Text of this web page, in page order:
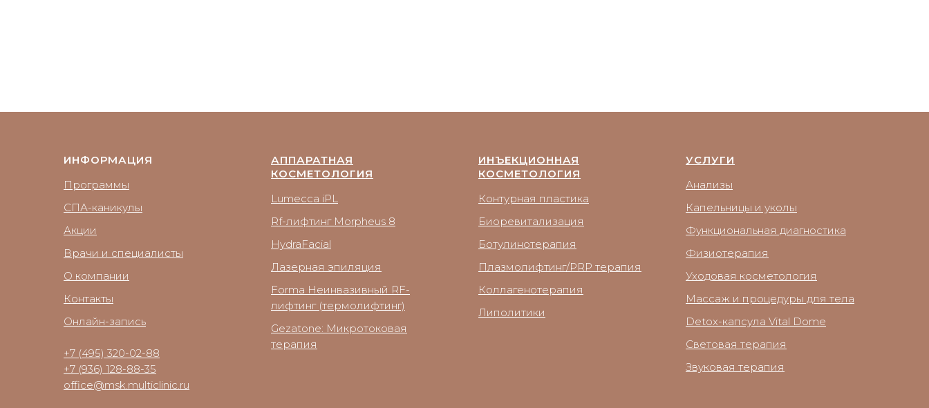
ИНФОРМАЦИЯ
Программы
СПА-каникулы
Акции
Врачи и специалисты
О компании
Контакты
Онлайн-запись
+7 (495) 320-02-88
+7 (936) 128-88-35
office@msk.multiclinic.ru
АППАРАТНАЯ
КОСМЕТОЛОГИЯ
Lumecca iPL
Rf-лифтинг Morpheus 8
HydraFacial
Лазерная эпиляция
Forma Неинвазивный RF-
лифтинг (термолифтинг)
Gezatone: Микротоковая
терапия
ИНЪЕКЦИОННАЯ
КОСМЕТОЛОГИЯ
Контурная пластика
Биоревитализация
Ботулинотерапия
Плазмолифтинг/PRP терапия
Коллагенотерапия
Липолитики
УСЛУГИ
Анализы
Капельницы и уколы
Функциональная диагностика
Физиотерапия
Уходовая косметология
Массаж и процедуры для тела
Detox-капсула Vital Dome
Световая терапия
Звуковая терапия